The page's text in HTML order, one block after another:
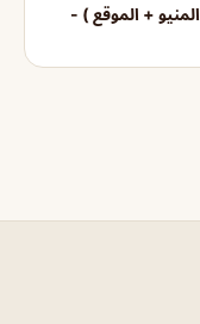
+ الموقع ) -